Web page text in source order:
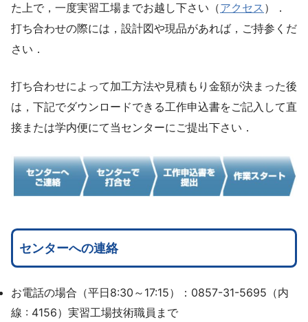
た上で，一度実習工場までお越し下さい（アクセス ）．
打ち合わせの際には，設計図や現品があれば，ご持参くだ
さい．
打ち合わせによって加工方法や見積もり金額が決まった後
は，下記でダウンロードできる工作申込書をご記入して直
接または学内便にて当センターにご提出下さい．
センターへの連絡
お電話の場合（平日8:30～17:15）：0857-31-5695（内
線 : 4156）実習工場技術職員まで